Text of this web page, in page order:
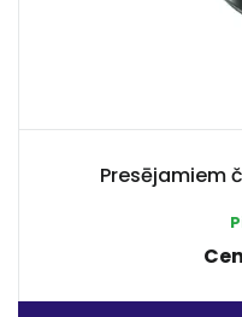
Presējamiem